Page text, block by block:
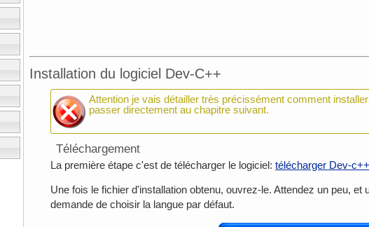
Installation du logiciel Dev-C++
Attention je vais détailler très précissément comment
passer directement au chapitre suivant.
Téléchargement
La première étape c'est de télécharger le logiciel: télécharger Dev-c++
Une fois le fichier d'installation obtenu, ouvrez-le. Attendez un peu,
demande de choisir la langue par défaut.